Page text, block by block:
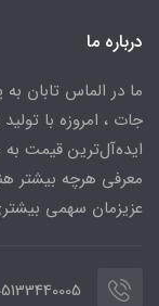
درباره ما
ما در الماس تابان
جات ، امروزه با
ایده‌آل‌ترین قیمت به
معرفی هرچه بیشتر
عزیزمان سهمی